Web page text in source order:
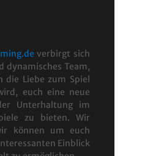
verbirgt sich
dynamisches Team,
die Liebe zum Spiel
euch eine neue
Unterhaltung im
zu bieten. Wir
können um euch
Einblick